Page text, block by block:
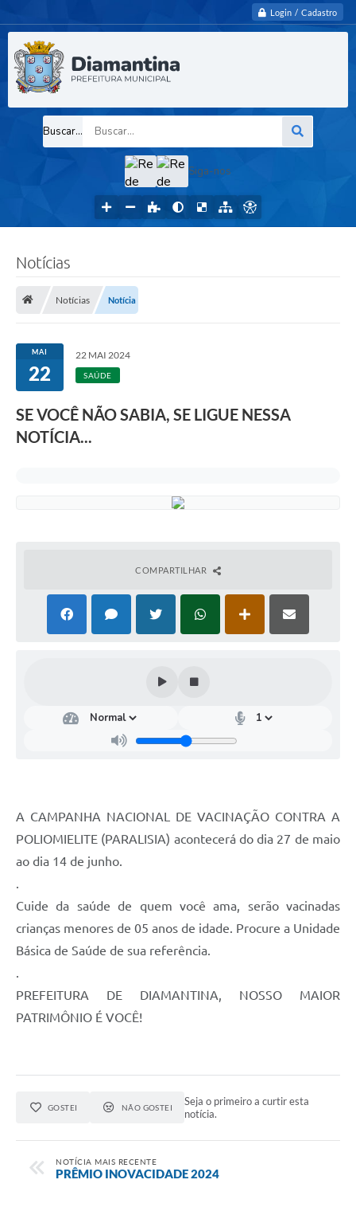
Login / Cadastro
Buscar...
Siga-nos
Notícias
Notícias Notícia
MAI
22
22 MAI 2024
SAÚDE
SE VOCÊ NÃO SABIA, SE LIGUE NESSA
NOTÍCIA...
COMPARTILHAR
A CAMPANHA NACIONAL DE VACINAÇÃO CONTRA A
POLIOMIELITE (PARALISIA) acontecerá do dia 27 de maio
ao dia 14 de junho.
.
Cuide da saúde de quem você ama, serão vacinadas
crianças menores de 05 anos de idade. Procure a Unidade
Básica de Saúde de sua referência.
.
PREFEITURA DE DIAMANTINA, NOSSO MAIOR
PATRIMÔNIO É VOCÊ!
GOSTEI NÃO GOSTEI
Seja o primeiro a curtir esta
notícia.
NOTÍCIA MAIS RECENTE
PRÊMIO INOVACIDADE 2024